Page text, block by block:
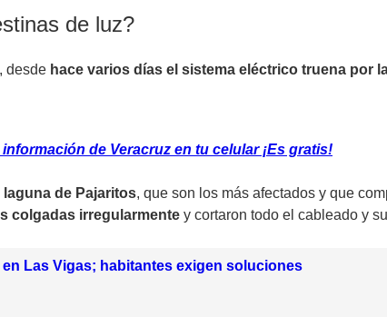
de luz?
desde hace varios días el sistema eléctrico truena por
de Veracruz en tu celular ¡Es gratis!
de Pajaritos, que son los más afectados y que
colgadas irregularmente y cortaron todo el cableado y
Las Vigas; habitantes exigen soluciones